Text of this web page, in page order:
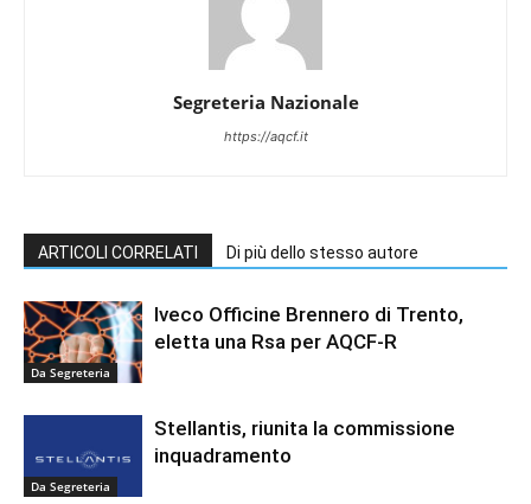
Segreteria Nazionale
https://aqcf.it
ARTICOLI CORRELATI Di più dello stesso autore
Da Segreteria
Iveco Officine Brennero di Trento,
eletta una Rsa per AQCF-R
Da Segreteria
Stellantis, riunita la commissione
inquadramento